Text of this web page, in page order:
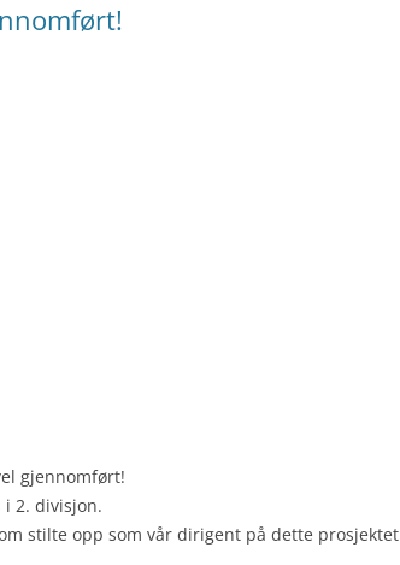
gjennomført!
i 2. divisjon.
stilte opp som vår dirigent på dette prosjektet